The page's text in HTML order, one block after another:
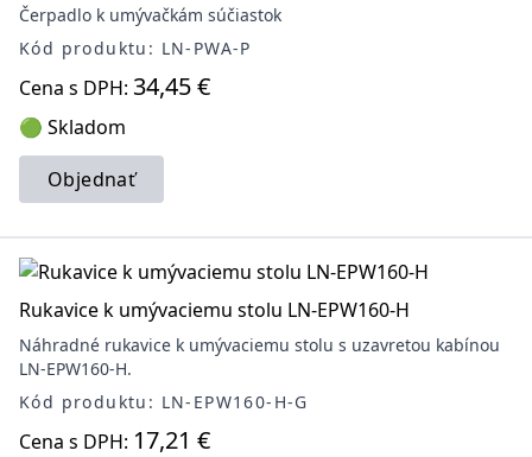
Čerpadlo k umývačkám súčiastok
Kód produktu: LN-PWA-P
Cena s DPH: 34,45 €
🟢 Skladom
Objednať
Rukavice k umývaciemu stolu LN-EPW160-H
Náhradné rukavice k umývaciemu stolu s uzavretou kabínou
LN-EPW160-H.
Kód produktu: LN-EPW160-H-G
Cena s DPH: 17,21 €